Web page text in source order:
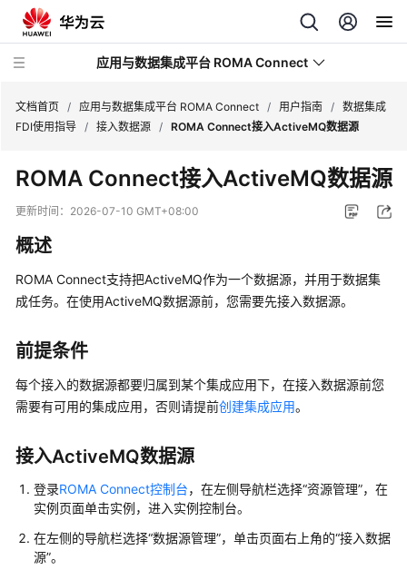
应用与数据集成平台 ROMA Connect
新
动
品
介
费
说
快
速
入
门
文档首页 / 应用与数据集成平台 ROMA Connect / 用户指南 / 数据集成
FDI使用指导 / 接入数据源 / ROMA Connect接入ActiveMQ数据源
ROMA Connect接入ActiveMQ数据源
更新时间： 2026-07-10 GMT+08:00
概述
ROMA Connect支持把ActiveMQ作为一个数据源，并用于数据集
成任务。在使用ActiveMQ数据源前，您需要先接入数据源。
前提条件
每个接入的数据源都要归属到某个集成应用下，在接入数据源前您
需要有可用的集成应用，否则请提前创建集成应用。
接入ActiveMQ数据源
登录ROMA Connect控制台，在左侧导航栏选择“资源管理”，在
实例页面单击实例，进入实例控制台。
在左侧的导航栏选择“数据源管理”，单击页面右上角的“接入数据
源”。